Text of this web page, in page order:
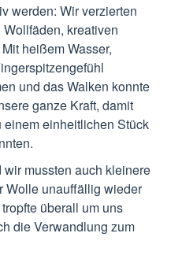
werden: Wir verzierten
kreativen
heißem Wasser,
und das Walken konnte
ganze Kraft, damit
einheitlichen Stück
mussten auch kleinere
Wolle unauffällig wieder
überall um uns
die Verwandlung zum